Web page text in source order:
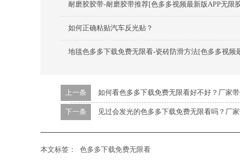
耐磨胶胶带-耐磨胶带推荐[色多多视频最新版APP无限
如何正确粘贴汽车反光贴？
地毯色多多下载免费无限看-瓷砖防滑方法[色多多视频
上一条 如何看色多多下载免费无限看好不好？厂家
下一条 见过会发光的色多多下载免费无限看吗？厂
本文标签： 色多多下载免费无限看